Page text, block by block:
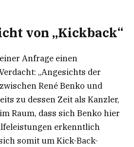
von „Kickback“
Anfrage einen
„Angesichts der
René Benko und
zu dessen Zeit als Kanzler,
Raum, dass sich Benko hier
erkenntlich
somit um Kick-Back-